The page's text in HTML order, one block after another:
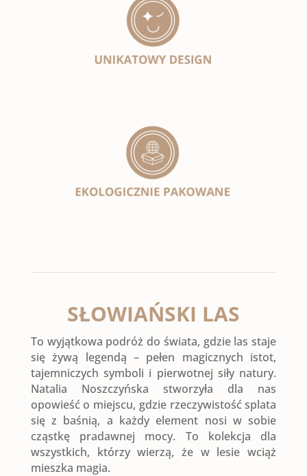
SŁOWIAŃSKI LAS
To wyjątkowa podróż do świata, gdzie las staje
się żywą legendą – pełen magicznych istot,
tajemniczych symboli i pierwotnej siły natury.
Natalia Noszczyńska stworzyła dla nas
opowieść o miejscu, gdzie rzeczywistość splata
się z baśnią, a każdy element nosi w sobie
cząstkę pradawnej mocy. To kolekcja dla
wszystkich, którzy wierzą, że w lesie wciąż
mieszka magia.